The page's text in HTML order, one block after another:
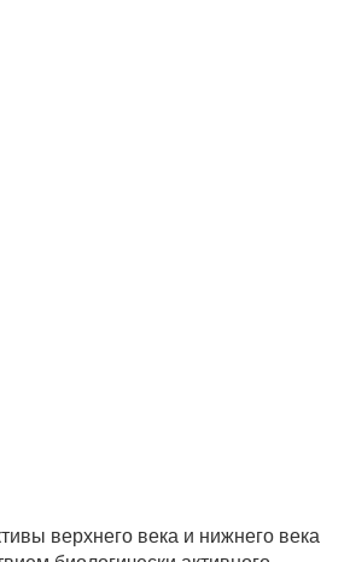
верхнего века и нижнего века